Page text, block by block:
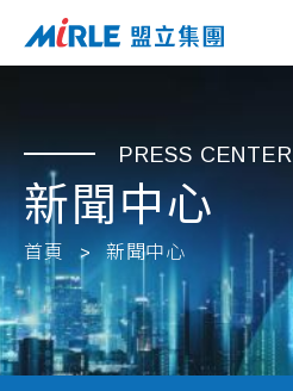
PRESS CENTER
新聞中心
首頁 新聞中心